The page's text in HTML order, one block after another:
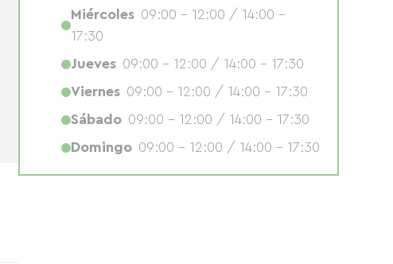
Miércoles 09:00 - 12:00 / 14:00 -
17:30
Jueves 09:00 - 12:00 / 14:00 - 17:30
Viernes 09:00 - 12:00 / 14:00 - 17:30
Sábado 09:00 - 12:00 / 14:00 - 17:30
Domingo 09:00 - 12:00 / 14:00 - 17:30